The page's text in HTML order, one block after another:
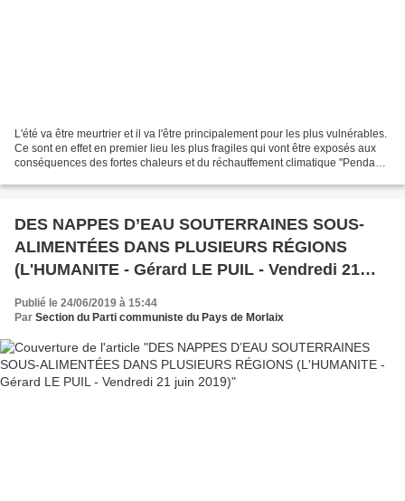
L'été va être meurtrier et il va l'être principalement pour les plus vulnérables.
Ce sont en effet en premier lieu les plus fragiles qui vont être exposés aux
conséquences des fortes chaleurs et du réchauffement climatique "Pendant
DES NAPPES D’EAU SOUTERRAINES SOUS-
ALIMENTÉES DANS PLUSIEURS RÉGIONS
(L'HUMANITE - Gérard LE PUIL - Vendredi 21
Publié le 24/06/2019 à 15:44
Par Section du Parti communiste du Pays de Morlaix